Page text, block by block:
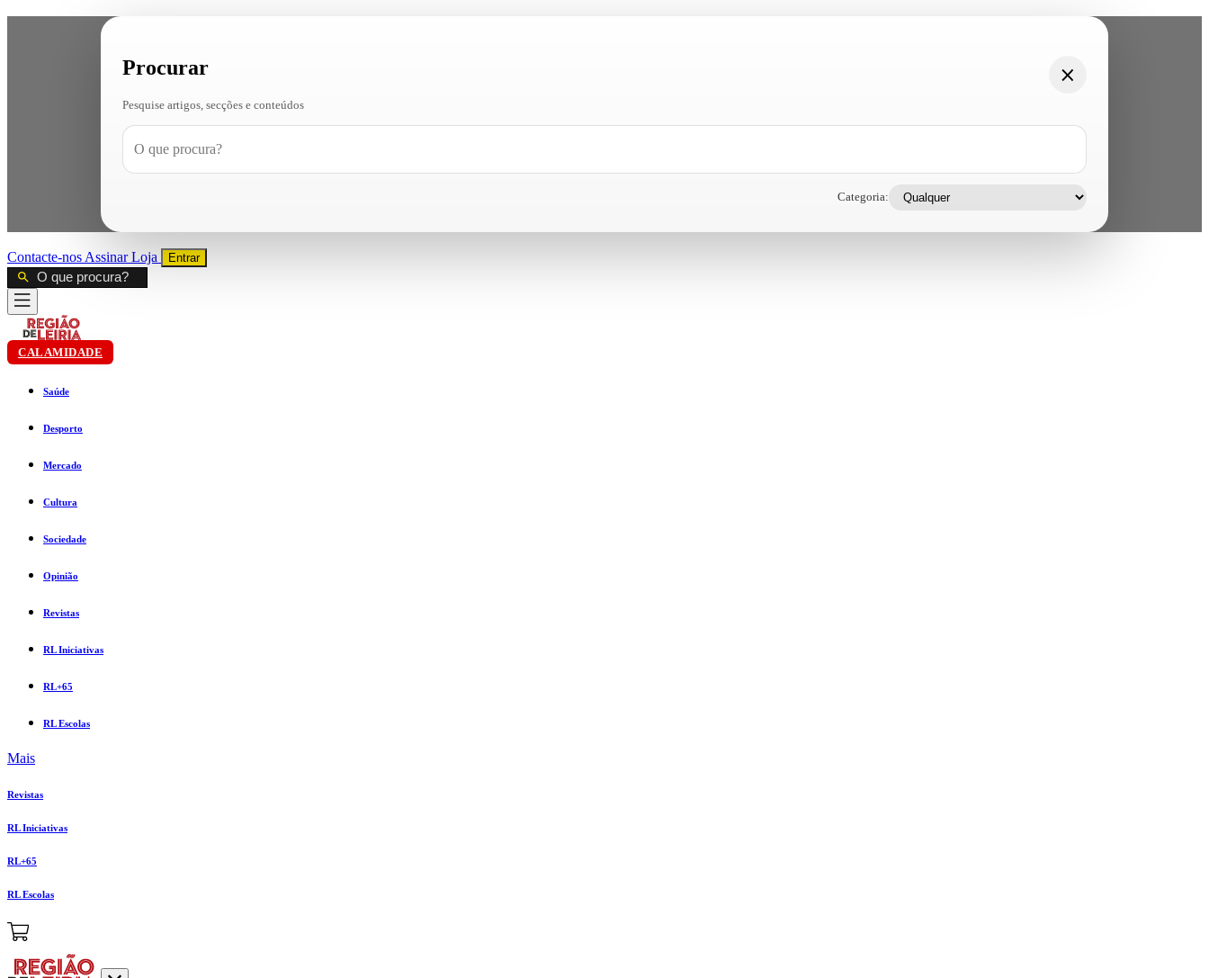
Procurar
Pesquise artigos, secções e conteúdos
Categoria:
Contacte-nos AssinarLoja Entrar
CALAMIDADE
Saúde
Desporto
Mercado
Cultura
Sociedade
Opinião
Revistas
RL Iniciativas
RL+65
RL Escolas
Mais
Revistas
RL Iniciativas
RL+65
RL Escolas